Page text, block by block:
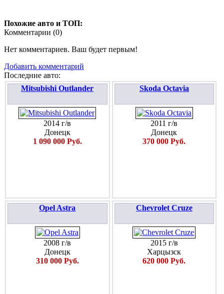
Похожие авто и ТОП:
Комментарии (0)
Нет комментариев. Ваш будет первым!
Добавить комментарий
Последние авто:
Mitsubishi Outlander
2014 г/в
Донецк
1 090 000 Руб.
Skoda Octavia
2011 г/в
Донецк
370 000 Руб.
Opel Astra
2008 г/в
Донецк
310 000 Руб.
Chevrolet Cruze
2015 г/в
Харцызск
620 000 Руб.